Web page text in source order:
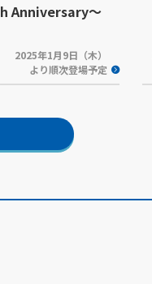
h Anniversary～
2025年1月9日（木）
より順次登場予定